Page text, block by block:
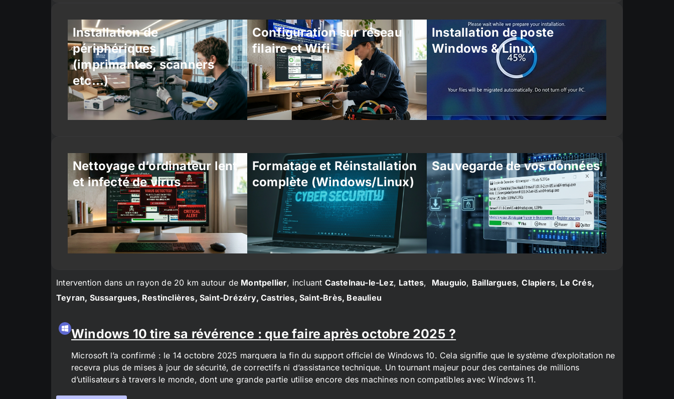
Installation de
périphériques
(imprimantes, scanners
etc…)
Configuration sur réseau
filaire et Wifi
Installation de poste
Windows & Linux
Nettoyage d’ordinateur lent
et infecté de virus
Formatage et Réinstallation
complète (Windows/Linux)
Sauvegarde de vos données
Intervention dans un rayon de 20 km autour de Montpellier, incluant Castelnau-le-Lez, Lattes, Mauguio, Baillargues,Clapiers, Le Crés,
Teyran, Sussargues, Restinclières, Saint-Drézéry, Castries, Saint-Brès, Beaulieu
Windows 10 tire sa révérence : que faire après octobre 2025 ?
Microsoft l’a confirmé : le 14 octobre 2025 marquera la fin du support officiel de Windows 10. Cela signifie que le système d’exploitation ne
recevra plus de mises à jour de sécurité, de correctifs ni d’assistance technique. Un tournant majeur pour des centaines de millions
d’utilisateurs à travers le monde, dont une grande partie utilise encore des machines non compatibles avec Windows 11.